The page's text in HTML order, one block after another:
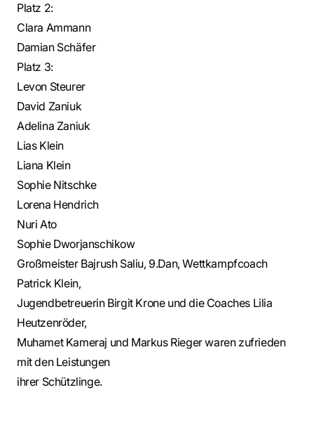
Platz 2:
Clara Ammann
Damian Schäfer
Platz 3:
Levon Steurer
David Zaniuk
Adelina Zaniuk
Lias Klein
Liana Klein
Sophie Nitschke
Lorena Hendrich
Nuri Ato
Sophie Dworjanschikow
Großmeister Bajrush Saliu, 9.Dan, Wettkampfcoach
Patrick Klein,
Jugendbetreuerin Birgit Krone und die Coaches Lilia
Heutzenröder,
Muhamet Kameraj und Markus Rieger waren zufrieden
mit den Leistungen
ihrer Schützlinge.